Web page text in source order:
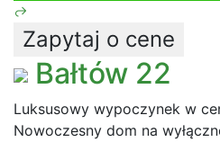
Zapytaj o cene
Bałtów 22
Luksusowy wypoczynek w
Nowoczesny dom na